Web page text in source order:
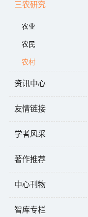
三农研究
农业
农民
农村
资讯中心
友情链接
学者风采
著作推荐
中心刊物
智库专栏